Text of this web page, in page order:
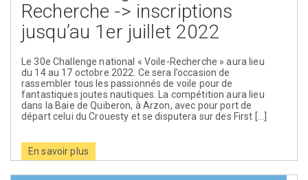
Recherche -> inscriptions
jusqu’au 1er juillet 2022
Le 30e Challenge national « Voile-Recherche » aura lieu
du 14 au 17 octobre 2022. Ce sera l’occasion de
rassembler tous les passionnés de voile pour de
fantastiques joutes nautiques. La compétition aura lieu
dans la Baie de Quiberon, à Arzon, avec pour port de
départ celui du Crouesty et se disputera sur des First […]
En savoir plus